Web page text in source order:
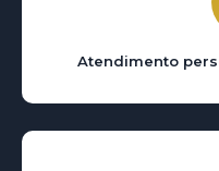
Atendimento